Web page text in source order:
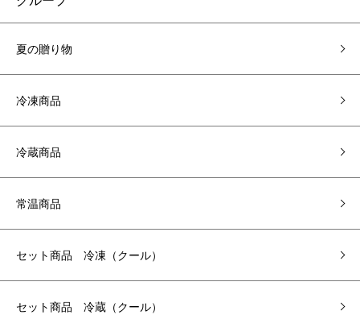
夏の贈り物
冷凍商品
冷蔵商品
常温商品
セット商品 冷凍（クール）
セット商品 冷蔵（クール）